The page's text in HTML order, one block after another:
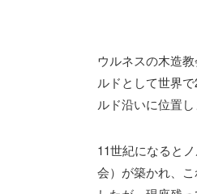
ウルネスの木造
ルドとして世界
ルド沿いに位置し
11世紀になると
会）が築かれ、